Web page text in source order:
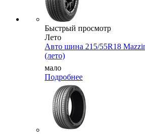
Быстрый просмотр
Лето
Авто шина 215/55R18
(лето)
мало
Подробнее